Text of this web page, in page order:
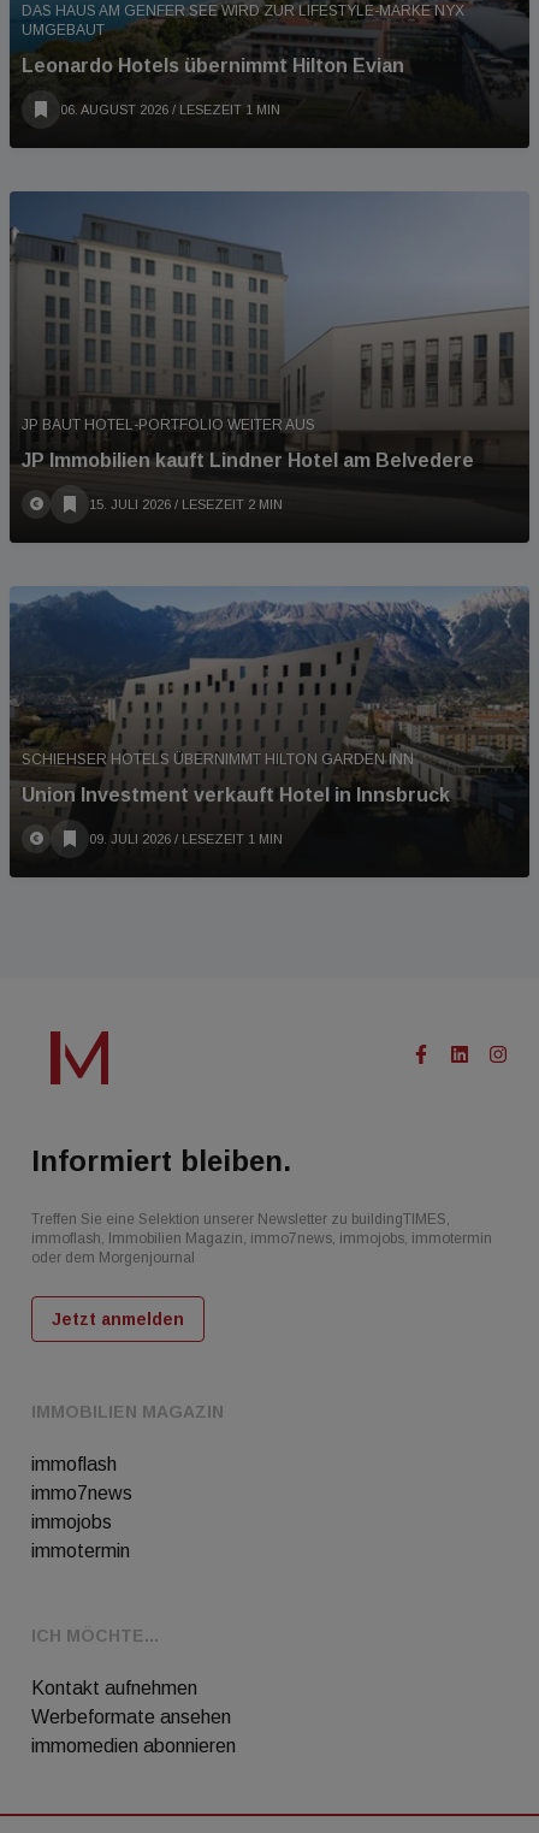
DAS HAUS AM GENFER SEE WIRD ZUR LIFESTYLE-MARKE NYX
UMGEBAUT
Leonardo Hotels übernimmt Hilton Evian
06. AUGUST 2026 / LESEZEIT 1 MIN
JP BAUT HOTEL-PORTFOLIO WEITER AUS
JP Immobilien kauft Lindner Hotel am Belvedere
15. JULI 2026 / LESEZEIT 2 MIN
SCHIEHSER HOTELS ÜBERNIMMT HILTON GARDEN INN
Union Investment verkauft Hotel in Innsbruck
09. JULI 2026 / LESEZEIT 1 MIN
IMMOBILIEN MAGAZIN
immoflash
immo7news
immojobs
immotermin
ICH MÖCHTE...
Kontakt aufnehmen
Werbeformate ansehen
immomedien abonnieren
Informiert bleiben.
Treffen Sie eine Selektion unserer Newsletter zu buildingTIMES,
immoflash, Immobilien Magazin, immo7news, immojobs, immotermin
oder dem Morgenjournal
Jetzt anmelden